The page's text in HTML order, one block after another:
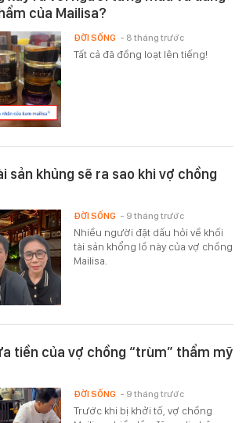
của Mailisa?
Tất cả đã đồng loạt lên tiếng!
ĐỜI SỐNG - 8 tháng trước
sản khủng sẽ ra sao khi vợ chồng
Nhiều người đặt dấu hỏi về khối
tài sản khổng lồ này của vợ chồng
Mailisa.
ĐỜI SỐNG - 9 tháng trước
tiền của vợ chồng “trùm” thẩm mỹ
Trước khi bị khởi tố, vợ chồng
ĐỜI SỐNG - 9 tháng trước